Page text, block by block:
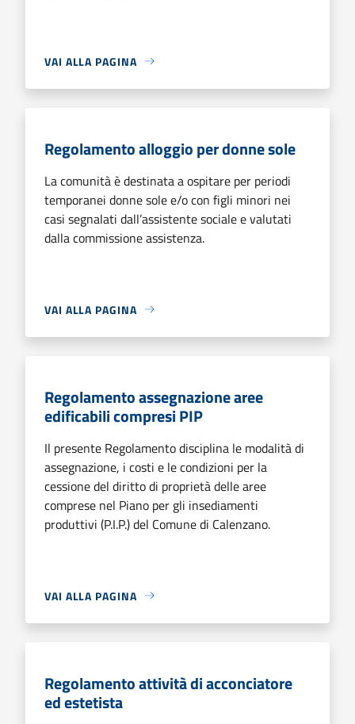
VAI ALLA PAGINA
Regolamento alloggio per donne sole
La comunità è destinata a ospitare per periodi
temporanei donne sole e/o con figli minori nei
casi segnalati dall’assistente sociale e valutati
dalla commissione assistenza.
VAI ALLA PAGINA
Regolamento assegnazione aree
edificabili compresi PIP
Il presente Regolamento disciplina le modalità di
assegnazione, i costi e le condizioni per la
cessione del diritto di proprietà delle aree
comprese nel Piano per gli insediamenti
produttivi (P.I.P.) del Comune di Calenzano.
VAI ALLA PAGINA
Regolamento attività di acconciatore
ed estetista